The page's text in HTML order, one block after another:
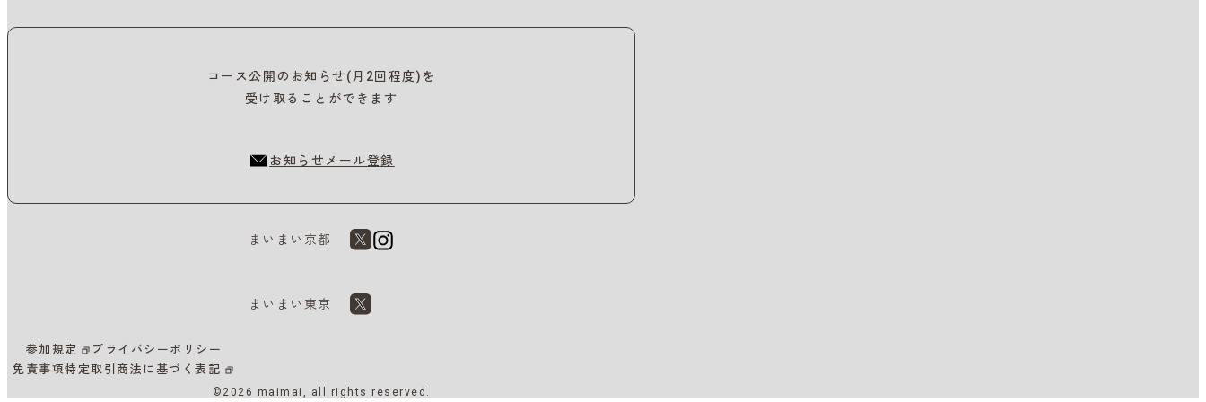
コース公開のお知らせ(月2回程度)を
受け取ることができます
お知らせメール登録
まいまい京都
まいまい東京
参加規定
プライバシーポリシー
免責事項特定取引商法に基づく表記
©2026 maimai, all rights reserved.